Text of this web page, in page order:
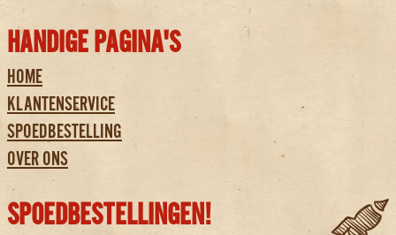
HANDIGE PAGINA'S
HOME
KLANTENSERVICE
SPOEDBESTELLING
OVER ONS
SPOEDBESTELLINGEN!